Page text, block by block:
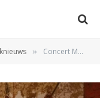
» Concert Mumford & Sons Tweede Paasdag op 3FM